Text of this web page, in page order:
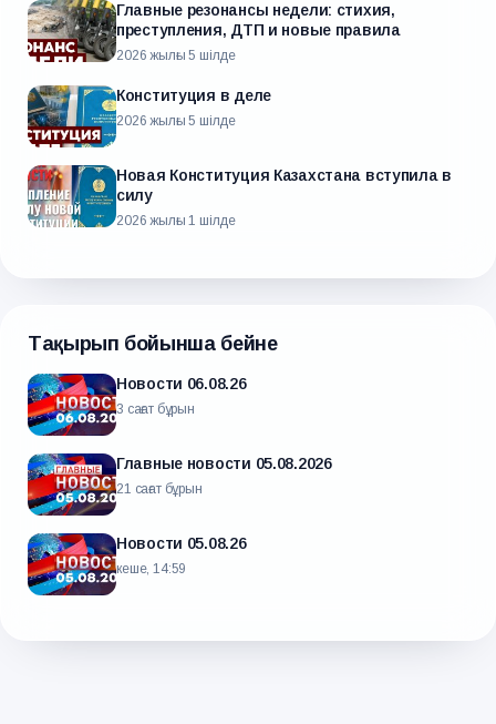
Главные резонансы недели: стихия,
преступления, ДТП и новые правила
2026 жылғы 5 шілде
Конституция в деле
2026 жылғы 5 шілде
Новая Конституция Казахстана вступила в
силу
2026 жылғы 1 шілде
Тақырып бойынша бейне
Новости 06.08.26
3 сағат бұрын
Главные новости 05.08.2026
21 сағат бұрын
Новости 05.08.26
кеше, 14:59